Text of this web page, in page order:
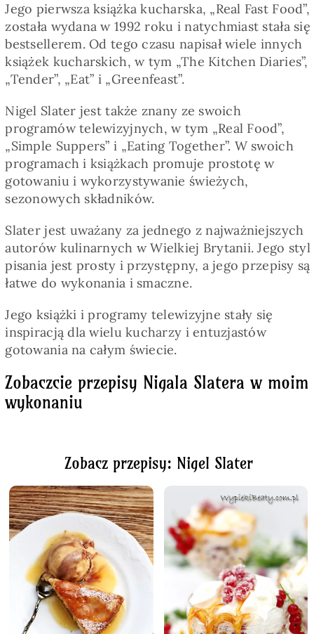
Kuchnie świata
SKLEP
Polski
Jego pierwsza książka kucharska, „Real Fast Food”,
została wydana w 1992 roku i natychmiast stała się
bestsellerem. Od tego czasu napisał wiele innych
książek kucharskich, w tym „The Kitchen Diaries”,
„Tender”, „Eat” i „Greenfeast”.
Nigel Slater jest także znany ze swoich
programów telewizyjnych, w tym „Real Food”,
„Simple Suppers” i „Eating Together”. W swoich
programach i książkach promuje prostotę w
gotowaniu i wykorzystywanie świeżych,
sezonowych składników.
Slater jest uważany za jednego z najważniejszych
autorów kulinarnych w Wielkiej Brytanii. Jego styl
pisania jest prosty i przystępny, a jego przepisy są
łatwe do wykonania i smaczne.
Jego książki i programy telewizyjne stały się
inspiracją dla wielu kucharzy i entuzjastów
gotowania na całym świecie.
Zobaczcie przepisy Nigala Slatera w moim
wykonaniu
Zobacz przepisy: Nigel Slater